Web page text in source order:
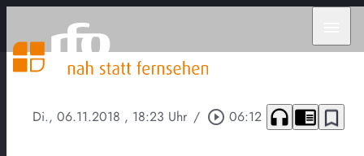
Di., 06.11.2018 , 18:23 Uhr / play_circle_outline 06:12 headphones chrome_reader_mode bookmark_border